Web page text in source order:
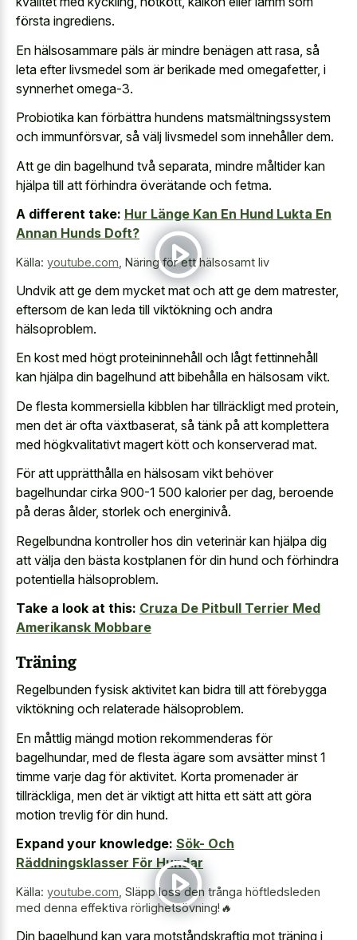
första ingrediens.
En hälsosammare päls är mindre benägen att rasa, så
leta efter livsmedel som är berikade med omegafetter, i
synnerhet omega-3.
Probiotika kan förbättra hundens matsmältningssystem
och immunförsvar, så välj livsmedel som innehåller dem.
Att ge din bagelhund två separata, mindre måltider kan
hjälpa till att förhindra överätande och fetma.
A different take: Hur Länge Kan En Hund Lukta En
Annan Hunds Doft?
Källa: youtube.com Näring för ett hälsosamt liv
Undvik att ge dem mycket mat och att ge dem matrester,
eftersom de kan leda till viktökning och andra
hälsoproblem.
En kost med högt proteininnehåll och lågt fettinnehåll
kan hjälpa din bagelhund att bibehålla en hälsosam vikt.
De flesta kommersiella kibblen har tillräckligt med protein,
men det är ofta växtbaserat, så tänk på att komplettera
med högkvalitativt magert kött och konserverad mat.
För att upprätthålla en hälsosam vikt behöver
bagelhundar cirka 900-1 500 kalorier per dag, beroende
på deras ålder, storlek och energinivå.
Regelbundna kontroller hos din veterinär kan hjälpa dig
att välja den bästa kostplanen för din hund och förhindra
potentiella hälsoproblem.
Take a look at this: Cruza De Pitbull Terrier Med
Amerikansk Mobbare
Träning
Regelbunden fysisk aktivitet kan bidra till att förebygga
viktökning och relaterade hälsoproblem.
En måttlig mängd motion rekommenderas för
bagelhundar, med de flesta ägare som avsätter minst 1
timme varje dag för aktivitet. Korta promenader är
tillräckliga, men det är viktigt att hitta ett sätt att göra
motion trevlig för din hund.
Expand your knowledge: Sök- Och
Räddningsklasser För Hundar
Källa: youtube.com Släpp loss den trånga höftledsleden
med denna effektiva rörlighetsövning!🔥
Din bagelhund kan vara motståndskraftig mot träning i